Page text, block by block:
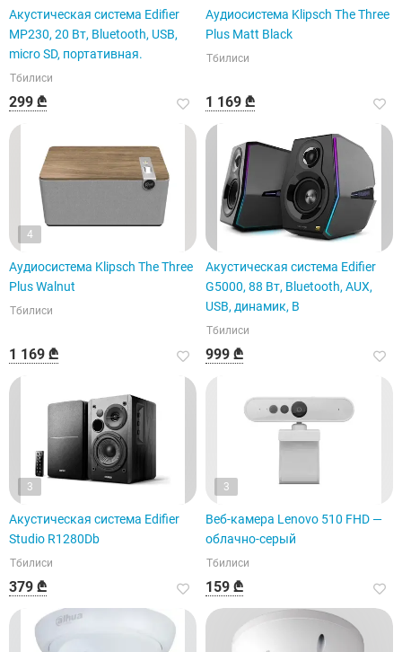
Акустическая система Edifier
MP230, 20 Вт, Bluetooth, USB,
micro SD, портативная.
Тбилиси
299 ₾
Аудиосистема Klipsch The Three
Plus Matt Black
Тбилиси
1 169 ₾
4
Аудиосистема Klipsch The Three
Plus Walnut
Тбилиси
1 169 ₾
Акустическая система Edifier
G5000, 88 Вт, Bluetooth, AUX,
USB, динамик, B
Тбилиси
999 ₾
3
Акустическая система Edifier
Studio R1280Db
Тбилиси
379 ₾
3
Веб-камера Lenovo 510 FHD —
облачно-серый
Тбилиси
159 ₾